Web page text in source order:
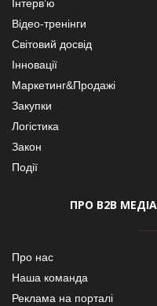
Інтерв’ю
Відео-тренінги
Світовий досвід
Інновації
Маркетинг&Продажі
Закупки
Логістика
Закон
Події
ПРО В2В
Про нас
Наша команда
Реклама на порталі